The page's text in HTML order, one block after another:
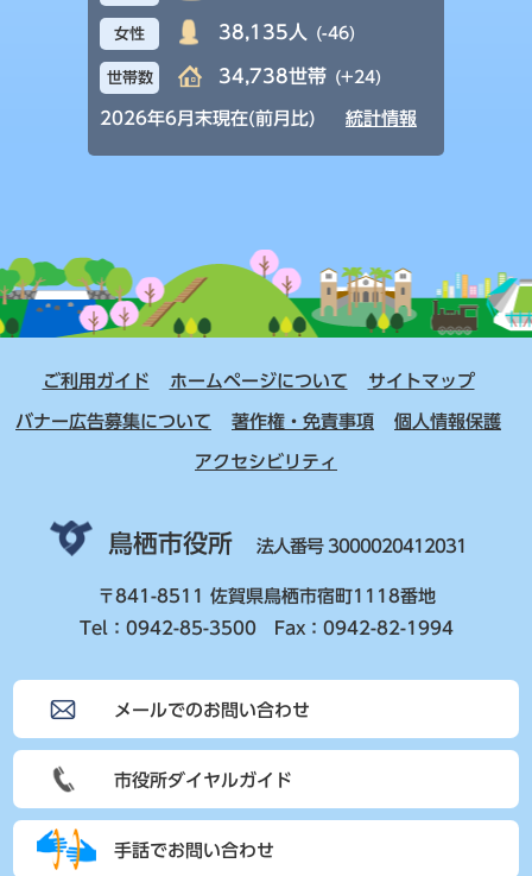
女性 38,135人 (-46)
世帯数 34,738世帯 (+24)
2026年6月末現在(前月比) 統計情報
ご利用ガイド ホームページについて サイトマップ
バナー広告募集について 著作権・免責事項 個人情報保護
アクセシビリティ
鳥栖市役所 法人番号 3000020412031
〒841-8511 佐賀県鳥栖市宿町1118番地
Tel：0942-85-3500 Fax：0942-82-1994
メールでのお問い合わせ
市役所ダイヤルガイド
手話でお問い合わせ